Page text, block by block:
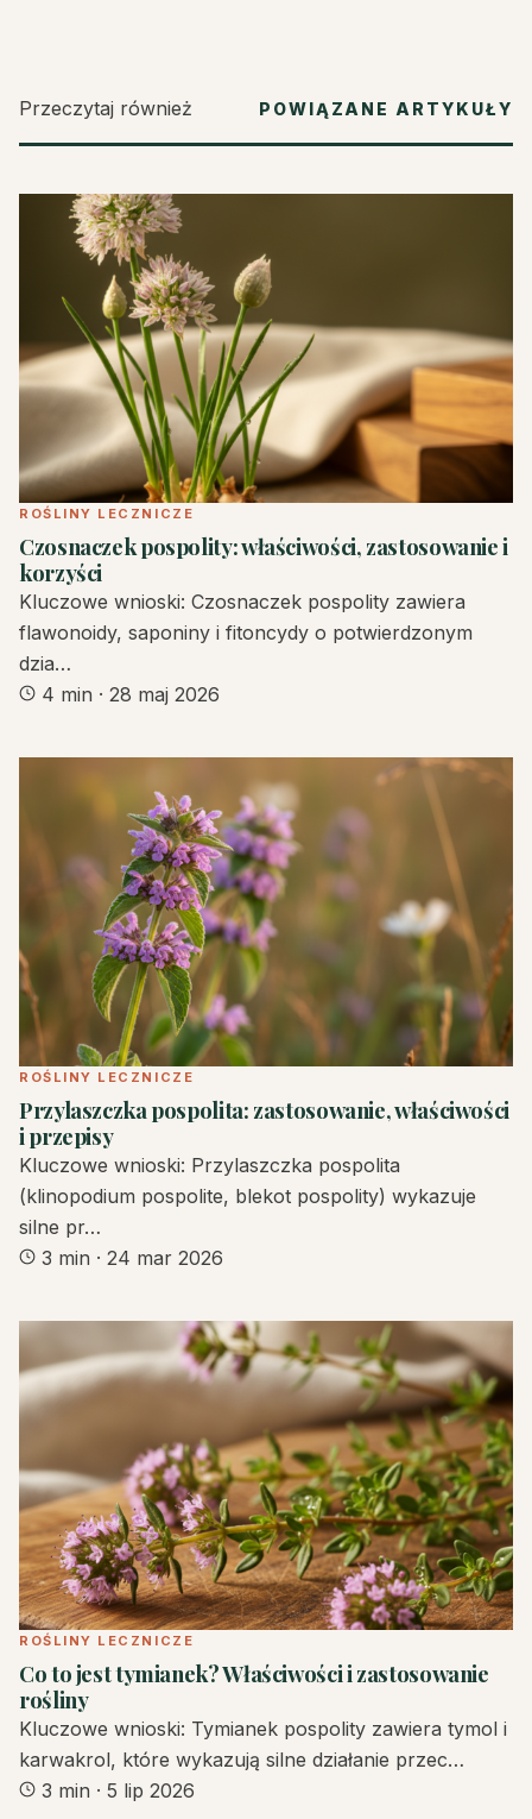
Przeczytaj również POWIĄZANE ARTYKUŁY
ROŚLINY LECZNICZE
Czosnaczek pospolity: właściwości, zastosowanie i
korzyści
Kluczowe wnioski: Czosnaczek pospolity zawiera
flawonoidy, saponiny i fitoncydy o potwierdzonym
dzia…
4 min · 28 maj 2026
ROŚLINY LECZNICZE
Przylaszczka pospolita: zastosowanie, właściwości
i przepisy
Kluczowe wnioski: Przylaszczka pospolita
(klinopodium pospolite, blekot pospolity) wykazuje
silne pr…
3 min · 24 mar 2026
ROŚLINY LECZNICZE
Co to jest tymianek? Właściwości i zastosowanie
rośliny
Kluczowe wnioski: Tymianek pospolity zawiera tymol i
karwakrol, które wykazują silne działanie przec…
3 min · 5 lip 2026